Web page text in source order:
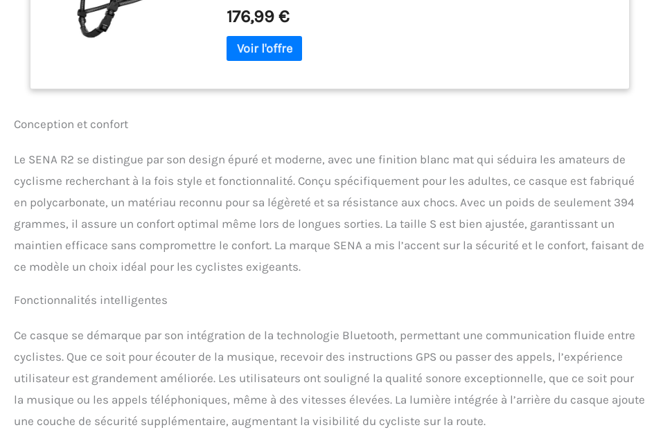
176,99 €
Conception et confort
Le SENA R2 se distingue par son design épuré et moderne, avec une finition blanc mat qui séduira les amateurs de
cyclisme recherchant à la fois style et fonctionnalité. Conçu spécifiquement pour les adultes, ce casque est fabriqué
en polycarbonate, un matériau reconnu pour sa légèreté et sa résistance aux chocs. Avec un poids de seulement 394
grammes, il assure un confort optimal même lors de longues sorties. La taille S est bien ajustée, garantissant un
maintien efficace sans compromettre le confort. La marque SENA a mis l’accent sur la sécurité et le confort, faisant de
ce modèle un choix idéal pour les cyclistes exigeants.
Fonctionnalités intelligentes
Ce casque se démarque par son intégration de la technologie Bluetooth, permettant une communication fluide entre
cyclistes. Que ce soit pour écouter de la musique, recevoir des instructions GPS ou passer des appels, l’expérience
utilisateur est grandement améliorée. Les utilisateurs ont souligné la qualité sonore exceptionnelle, que ce soit pour
la musique ou les appels téléphoniques, même à des vitesses élevées. La lumière intégrée à l’arrière du casque ajoute
une couche de sécurité supplémentaire, augmentant la visibilité du cycliste sur la route.